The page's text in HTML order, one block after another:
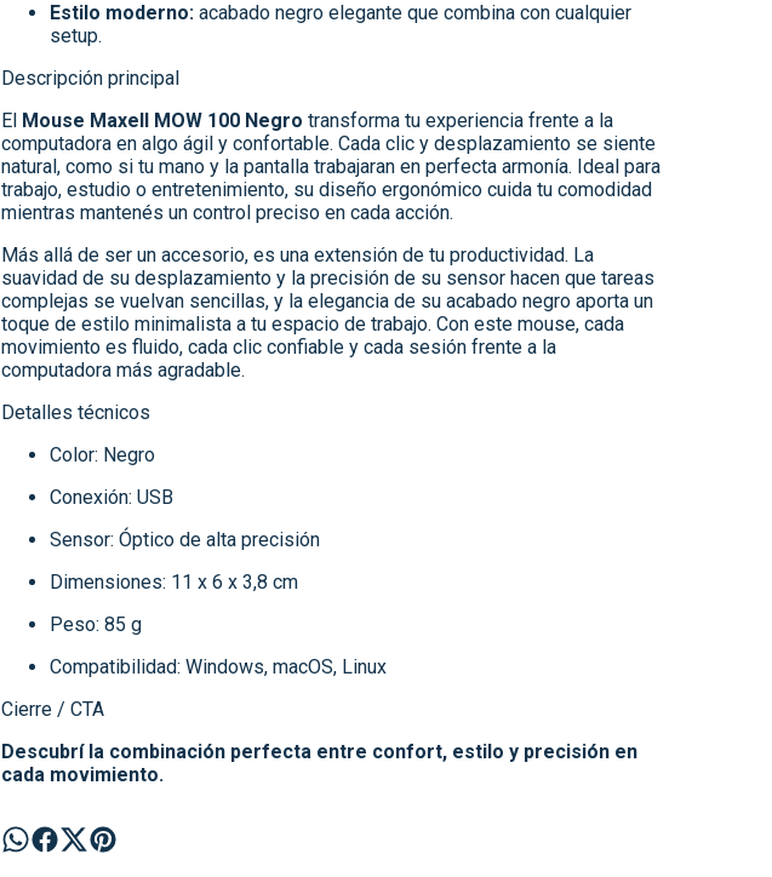
Estilo moderno:acabado negro elegante que combina con cualquier
setup.
Descripción principal
El Mouse Maxell MOW 100 Negro transforma tu experiencia frente a la
computadora en algo ágil y confortable. Cada clic y desplazamiento se siente
natural, como si tu mano y la pantalla trabajaran en perfecta armonía. Ideal para
trabajo, estudio o entretenimiento, su diseño ergonómico cuida tu comodidad
mientras mantenés un control preciso en cada acción.
Más allá de ser un accesorio, es una extensión de tu productividad. La
suavidad de su desplazamiento y la precisión de su sensor hacen que tareas
complejas se vuelvan sencillas, y la elegancia de su acabado negro aporta un
toque de estilo minimalista a tu espacio de trabajo. Con este mouse, cada
movimiento es fluido, cada clic confiable y cada sesión frente a la
computadora más agradable.
Detalles técnicos
Color: Negro
Conexión: USB
Sensor: Óptico de alta precisión
Dimensiones: 11 x 6 x 3,8 cm
Peso: 85 g
Compatibilidad: Windows, macOS, Linux
Cierre / CTA
Descubrí la combinación perfecta entre confort, estilo y precisión en
cada movimiento.